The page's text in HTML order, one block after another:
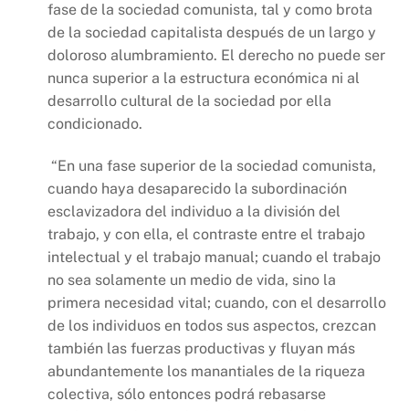
fase de la sociedad comunista, tal y como brota
de la sociedad capitalista después de un largo y
doloroso alumbramiento. El derecho no puede ser
nunca superior a la estructura económica ni al
desarrollo cultural de la sociedad por ella
condicionado.
“En una fase superior de la sociedad comunista,
cuando haya desaparecido la subordinación
esclavizadora del individuo a la división del
trabajo, y con ella, el contraste entre el trabajo
intelectual y el trabajo manual; cuando el trabajo
no sea solamente un medio de vida, sino la
primera necesidad vital; cuando, con el desarrollo
de los individuos en todos sus aspectos, crezcan
también las fuerzas productivas y fluyan más
abundantemente los manantiales de la riqueza
colectiva, sólo entonces podrá rebasarse